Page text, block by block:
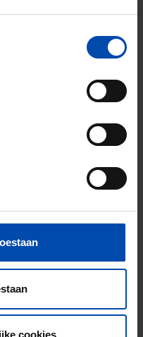
cookies
€ 799p/m
al weg
kamer